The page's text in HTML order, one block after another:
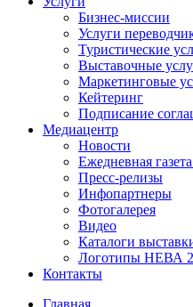
Бизнес-миссии
Услуги
Туристические
Выставочные
Маркетинговые
Кейтеринг
Подписание
Медиацентр
Новости
Ежедневная
Пресс-релизы
Инфопартнеры
Фотогалерея
Видео
Каталоги
Логотипы НЕВА
Контакты
Главная